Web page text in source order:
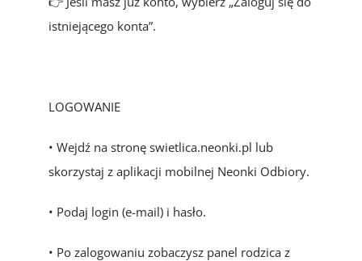
istniejącego konta”.
LOGOWANIE
• Wejdź na stronę swietlica.neonki.pl lub
skorzystaj z aplikacji mobilnej Neonki Odbiory.
• Podaj login (e-mail) i hasło.
• Po zalogowaniu zobaczysz panel rodzica z